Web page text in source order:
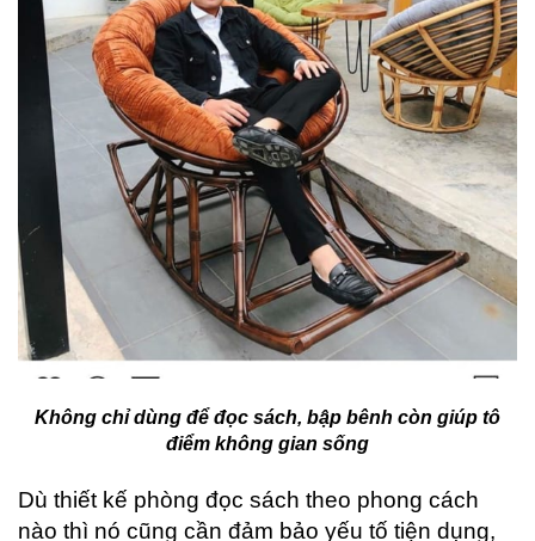
Không chỉ dùng để đọc sách, bập bênh còn giúp tô
điểm không gian sống
Dù thiết kế phòng đọc sách theo phong cách
nào thì nó cũng cần đảm bảo yếu tố tiện dụng,